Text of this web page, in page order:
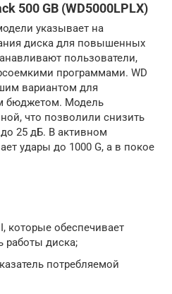
500 GB (WD5000LPLX)
указывает на
диска для повышенных
пользователи,
программами. WD
вариантом для
бюджетом. Модель
что позволили снизить
25 дБ. В активном
удары до 1000 G, а в покое
которые обеспечивает
работы диска;
потребляемой